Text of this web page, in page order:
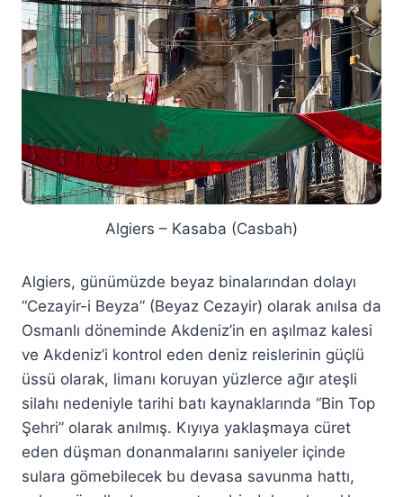
Algiers – Kasaba (Casbah)
Algiers, günümüzde beyaz binalarından dolayı
“Cezayir-i Beyza” (Beyaz Cezayir) olarak anılsa da
Osmanlı döneminde Akdeniz’in en aşılmaz kalesi
ve Akdeniz’i kontrol eden deniz reislerinin güçlü
üssü olarak, limanı koruyan yüzlerce ağır ateşli
silahı nedeniyle tarihi batı kaynaklarında “Bin Top
Şehri” olarak anılmış. Kıyıya yaklaşmaya cüret
eden düşman donanmalarını saniyeler içinde
sulara gömebilecek bu devasa savunma hattı,